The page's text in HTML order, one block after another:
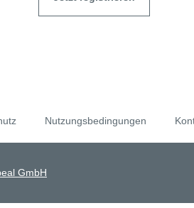
Nutzungsbedingungen
GmbH